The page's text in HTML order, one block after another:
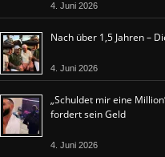
4. Juni 2026
Nach über 1,5 Jahren –
4. Juni 2026
„Schuldet mir eine
fordert sein Geld
4. Juni 2026